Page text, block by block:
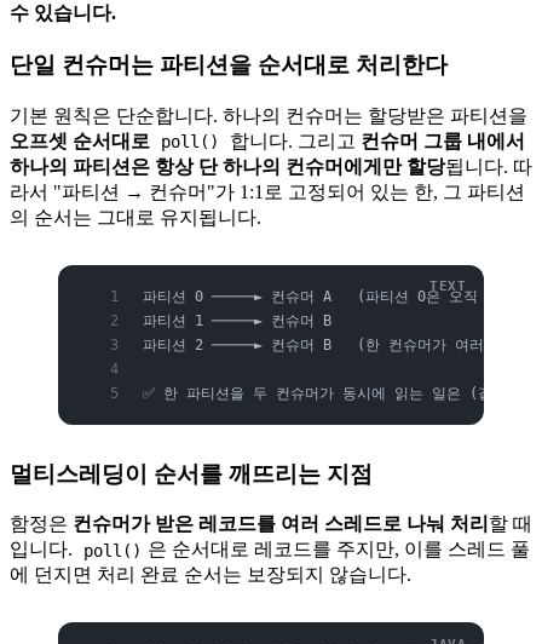
수 있습니다.
단일 컨슈머는 파티션을 순서대로 처리한다
기본 원칙은 단순합니다. 하나의 컨슈머는 할당받은 파티션을
오프셋 순서대로
poll() 합니다. 그리고 컨슈머 그룹 내에서
하나의 파티션은 항상 단 하나의 컨슈머에게만 할당됩니다. 따
라서 "파티션 → 컨슈머"가 1:1로 고정되어 있는 한, 그 파티션
의 순서는 그대로 유지됩니다.
파티션 0 ─────► 컨슈머 A   (파티션 0은 오직 A만 읽
파티션 1 ─────► 컨슈머 B
파티션 2 ─────► 컨슈머 B   (한 컨슈머가 여러 파티션
✅ 한 파티션을 두 컨슈머가 동시에 읽는 일은 (같은 그
멀티스레딩이 순서를 깨뜨리는 지점
함정은 컨슈머가 받은 레코드를 여러 스레드로 나눠 처리 할 때
입니다.
poll() 은 순서대로 레코드를 주지만, 이를 스레드 풀
에 던지면 처리 완료 순서는 보장되지 않습니다.